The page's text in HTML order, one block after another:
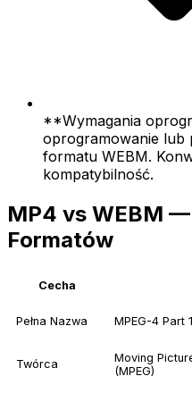
**Wymagania
oprogramowanie lub
formatu WEBM.
kompatybilność.
MP4 vs WEBM
Formatów
Cecha
Pełna Nazwa MPEG-4 Part
Twórca
Moving
(MPEG)